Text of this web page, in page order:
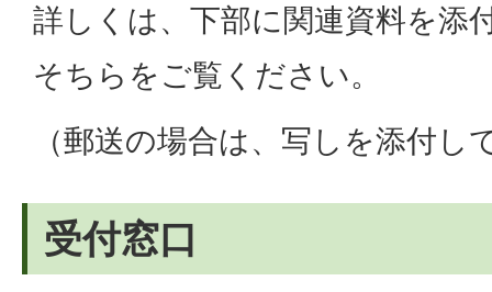
詳しくは、下部に関連資料を添
そちらをご覧ください。
（郵送の場合は、写しを添付し
受付窓口